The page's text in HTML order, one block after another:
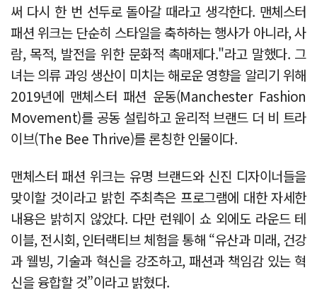
써 다시 한 번 선두로 돌아갈 때라고 생각한다. 맨체스터
패션 위크는 단순히 스타일을 축하하는 행사가 아니라, 사
람, 목적, 발전을 위한 문화적 촉매제다."라고 말했다. 그
녀는 의류 과잉 생산이 미치는 해로운 영향을 알리기 위해
2019년에 맨체스터 패션 운동(Manchester Fashion
Movement)를 공동 설립하고 윤리적 브랜드 더 비 트라
이브(The Bee Thrive)를 론칭한 인물이다.
맨체스터 패션 위크는 유명 브랜드와 신진 디자이너들을
맞이할 것이라고 밝힌 주최측은 프로그램에 대한 자세한
내용은 밝히지 않았다. 다만 런웨이 쇼 외에도 라운드 테
이블, 전시회, 인터랙티브 체험을 통해 “유산과 미래, 건강
과 웰빙, 기술과 혁신을 강조하고, 패션과 책임감 있는 혁
신을 융합할 것”이라고 밝혔다.